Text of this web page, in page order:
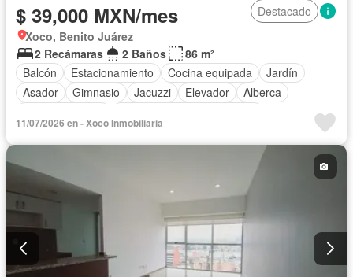
$ 39,000 MXN/mes
Destacado
Xoco, Benito Juárez
2 Recámaras
2 Baños
86 m²
Balcón
Estacionamiento Cocina equipada
Jardín
Asador
Gimnasio Jacuzzi Elevador
Alberca
11/07/2026 en - Xoco Inmobiliaria